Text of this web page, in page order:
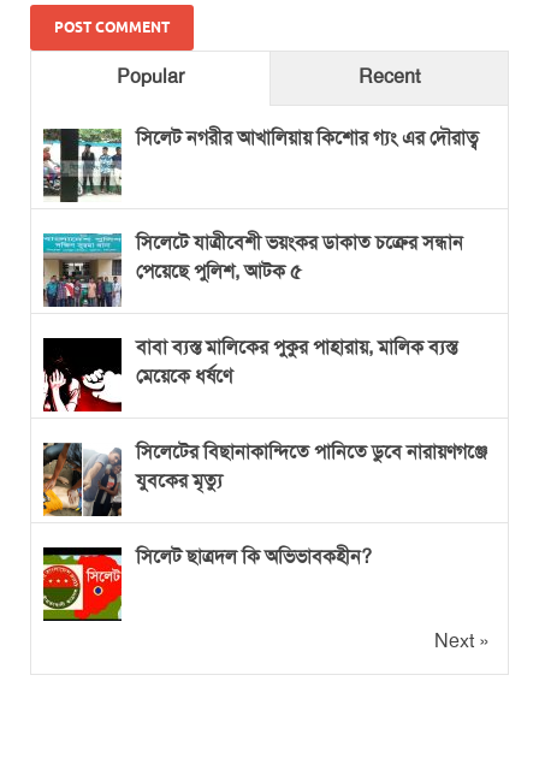
Popular Recent
সিলেট নগরীর আখালিয়ায় কিশোর গ্যং এর দৌরাত্ব
সিলেটে যাত্রীবেশী ভয়ংকর ডাকাত চক্রের সন্ধান
পেয়েছে পুলিশ, আটক ৫
বাবা ব্যস্ত মালিকের পুকুর পাহারায়, মালিক ব্যস্ত
মেয়েকে ধর্ষণে
সিলেটের বিছানাকান্দিতে পানিতে ডুবে নারায়ণগঞ্জে
যুবকের মৃত্যু
সিলেট ছাত্রদল কি অভিভাবকহীন?
Next »